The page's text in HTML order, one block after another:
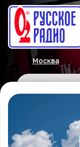
Москва